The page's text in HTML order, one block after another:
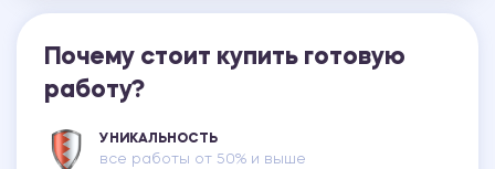
Почему стоит купить готовую
работу?
УНИКАЛЬНОСТЬ
все работы от 50% и выше